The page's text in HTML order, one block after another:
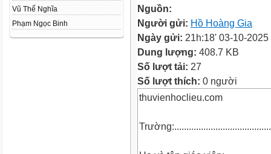
Vũ Thế Nghĩa
Phạm Ngọc Binh
Nguồn:
Người gửi: Hồ Hoàng Gia
Ngày gửi: 21h:18' 03-10-2025
Dung lượng: 408.7 KB
Số lượt tải: 27
Số lượt thích: 0 người
thuvienhoclieu.com